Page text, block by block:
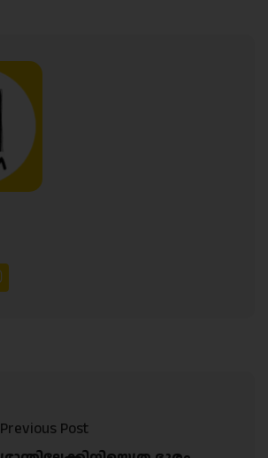
Previous Post